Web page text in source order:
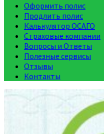
Оформить полис
Продлить полис
Калькулятор ОСАГО
Страховые компании
Вопросы и Ответы
Полезные сервисы
Отзывы
Контакты